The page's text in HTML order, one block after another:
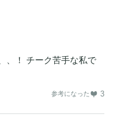
、！ チーク苦手な私で
参考になった 3